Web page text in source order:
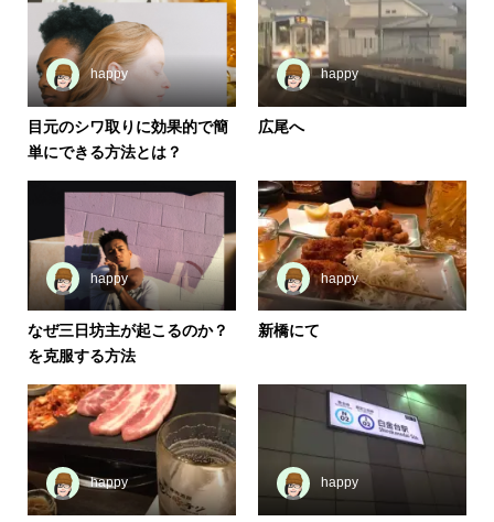
happy
目元のシワ取りに効果的で簡
単にできる方法とは？
happy
広尾へ
happy
なぜ三日坊主が起こるのか？
を克服する方法
happy
新橋にて
happy happy